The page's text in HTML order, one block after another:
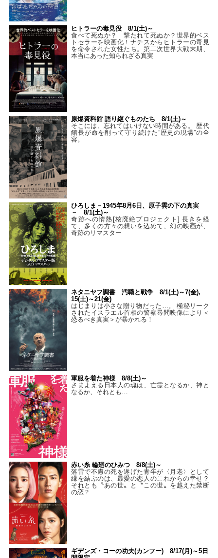
ヒトラーの毒見役 8/1(土)～
食べて死ぬか？ 撃たれて死ぬか？世界的ベス
トセラーを映画化！ナチスからヒトラーの毒見
を命令された女性たち。第二次世界大戦末期、
本当にあった知られざる真実
原爆資料館 語り継ぐものたち 8/1(土)～
そこには、忘れてはいけない時間がある。 歴代
館長が命を削って守り続けた”歴史の現場”の全
容。
ひろしま－1945年8月6日、原子雲の下の真実
－ 8/1(土)～
奇跡への情熱[核廃絶プロジェクト] 長きを経
て、多くの方々の想いを込めて、幻の映画が、
奇跡のリマスター
ネタニヤフ調書 汚職と戦争 8/1(土)～7(金),
15(土)～21(金)
はじまりは小さな贈り物だった…。 極秘リーク
されたイスラエル首相の警察尋問映像により＜
恐るべき真実＞が暴かれる！
軍服を着た神様 8/8(土)～
さまよえる日本人の魂は、亡霊となるか、神と
なるか、それとも…
赤い糸 輪廻のひみつ 8/8(土)～
落雷で不慮の死を遂げた青年が〈月老〉として
縁を結ぶのは、最愛の恋人のこれからの幸せ？
それとも〝あの世〟と〝この世〟を越えた禁断
の恋？
ギデンズ・コーの功夫(カンフー) 8/17(月)～5日